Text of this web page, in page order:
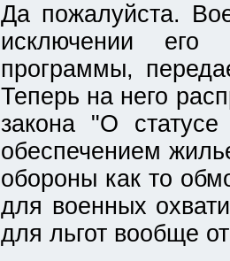
Да пожалуйста.
исключении его
программы,
Теперь на него
закона "О
обеспечением
обороны как то
для военных
для льгот вообще